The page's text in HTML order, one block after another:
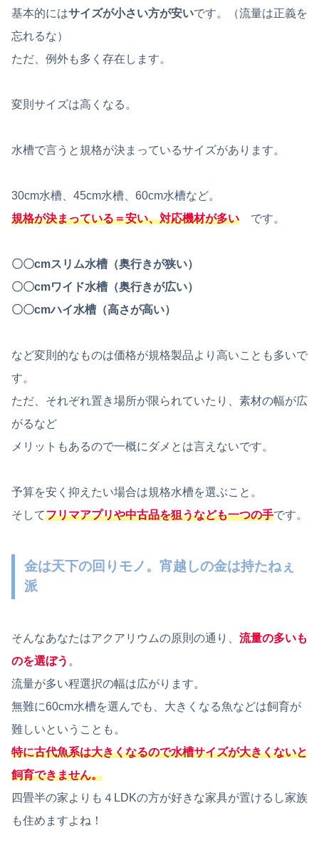
基本的にはサイズが小さい方が安いです。（流量は正義を
忘れるな）
ただ、例外も多く存在します。
変則サイズは高くなる。
水槽で言うと規格が決まっているサイズがあります。
30cm水槽、45cm水槽、60cm水槽など。
規格が決まっている＝安い、対応機材が多い です。
〇〇cmスリム水槽（奥行きが狭い）
〇〇cmワイド水槽（奥行きが広い）
〇〇cmハイ水槽（高さが高い）
など変則的なものは価格が規格製品より高いことも多いで
す。
ただ、それぞれ置き場所が限られていたり、素材の幅が広
がるなど
メリットもあるので一概にダメとは言えないです。
予算を安く抑えたい場合は規格水槽を選ぶこと。
そしてフリマアプリや中古品を狙うなども一つの手です。
金は天下の回りモノ。宵越しの金は持たねぇ
派
そんなあなたはアクアリウムの原則の通り、 流量の多いも
のを選ぼう 。
流量が多い程選択の幅は広がります。
無難に60cm水槽を選んでも、大きくなる魚などは飼育が
難しいということも。
特に古代魚系は大きくなるので水槽サイズが大きくないと
飼育できません。
四畳半の家よりも４LDKの方が好きな家具が置けるし家族
も住めますよね！